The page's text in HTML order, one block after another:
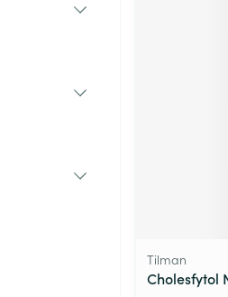
Tilman
Cholesfytol